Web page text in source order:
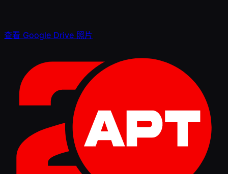
查看 Google Drive 照片